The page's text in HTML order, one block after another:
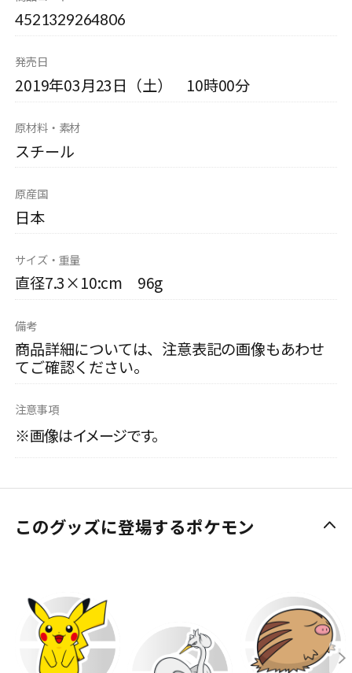
4521329264806
発売日
2019年03月23日（土） 10時00分
原材料・素材
スチール
原産国
日本
サイズ・重量
直径7.3×10:cm 96g
備考
商品詳細については、注意表記の画像もあわせ
てご確認ください。
注意事項
※画像はイメージです。
このグッズに登場するポケモン